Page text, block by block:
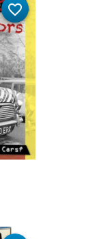
favorite_border